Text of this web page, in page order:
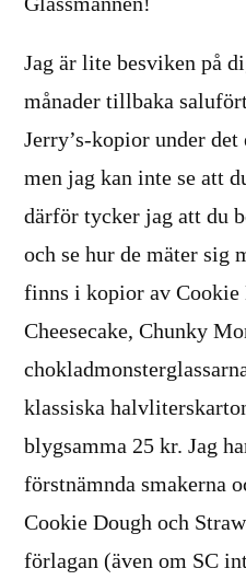
Jag är lite besviken på
månader tillbaka
Jerry’s-kopior under
men jag kan inte se att
därför tycker jag att du
och se hur de mäter sig
finns i kopior av Cookie
Cheesecake, Chunky
klassiska
blygsamma 25 kr. Jag
förstnämnda smakerna
Cookie Dough och
förlagan (även om SC